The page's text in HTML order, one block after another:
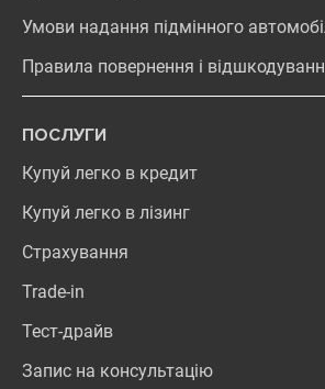
Умови надання підмінного
Правила повернення і
ПОСЛУГИ
Купуй легко в кредит
Купуй легко в лізинг
Страхування
Trade-in
Тест-драйв
Запис на консультацію